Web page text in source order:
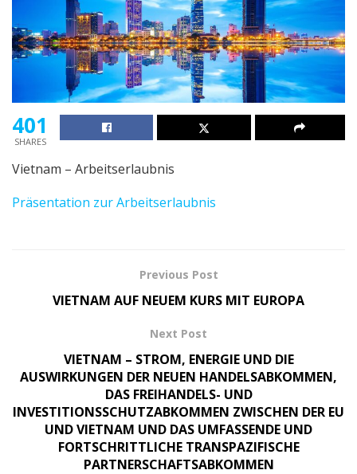
401
SHARES
Vietnam – Arbeitserlaubnis
Präsentation zur Arbeitserlaubnis
Previous Post
VIETNAM AUF NEUEM KURS MIT EUROPA
Next Post
VIETNAM – STROM, ENERGIE UND DIE
AUSWIRKUNGEN DER NEUEN HANDELSABKOMMEN,
DAS FREIHANDELS- UND
INVESTITIONSSCHUTZABKOMMEN ZWISCHEN DER EU
UND VIETNAM UND DAS UMFASSENDE UND
FORTSCHRITTLICHE TRANSPAZIFISCHE
PARTNERSCHAFTSABKOMMEN